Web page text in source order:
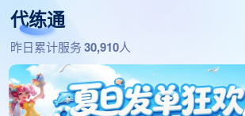
代练通
昨日累计服务30,910人
找代练,做代练 就上代练通
刚刚 诚信发肥单666 发布了王者荣耀100元的
刚刚 不刷机别来送钱 发布了王者荣耀100元
刚刚 开挂报警，打完秒验收 发布了王者荣耀
1分钟前 他凭什么后来居上. 发布了王者荣耀
1分钟前 良好打手求上家 发布了三角洲行动